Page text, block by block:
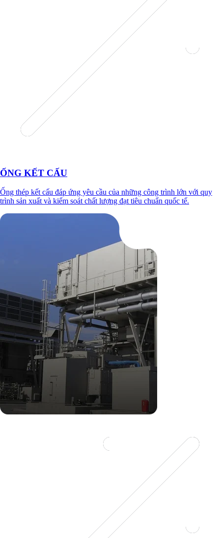
ỐNG KẾT CẤU
Ống thép kết cấu đáp ứng yêu cầu của những công trình lớn với quy
trình sản xuất và kiểm soát chất lượng đạt tiêu chuẩn quốc tế.